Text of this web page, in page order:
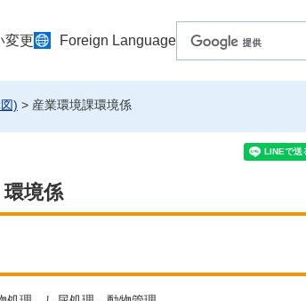
変更 Foreign Language
) > 産業環境課環境係
境係